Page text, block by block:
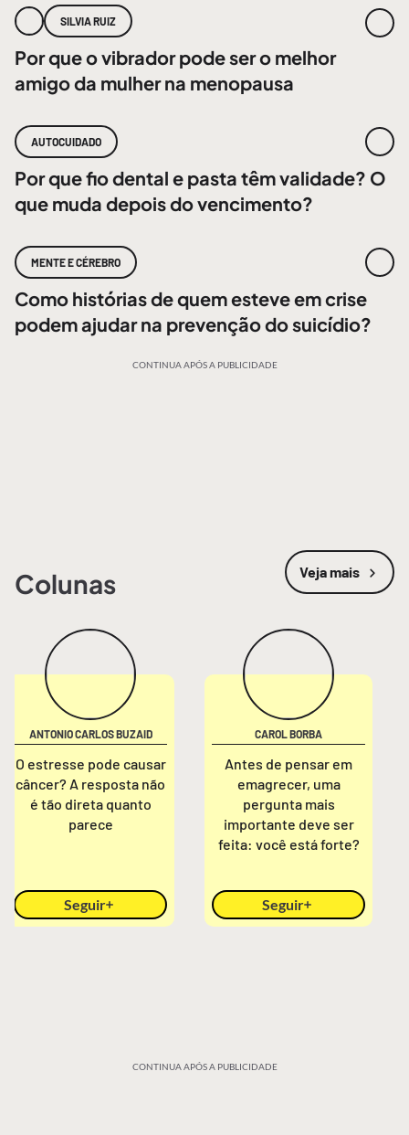
SILVIA RUIZ
Por que o vibrador pode ser o melhor
amigo da mulher na menopausa
AUTOCUIDADO
Por que fio dental e pasta têm validade? O
que muda depois do vencimento?
MENTE E CÉREBRO
Como histórias de quem esteve em crise
podem ajudar na prevenção do suicídio?
CONTINUA APÓS A PUBLICIDADE
Colunas Veja mais
ANTONIO CARLOS BUZAID
O estresse pode causar
câncer? A resposta não
é tão direta quanto
parece
Seguir
CAROL BORBA
Antes de pensar em
emagrecer, uma
pergunta mais
importante deve ser
feita: você está forte?
Seguir
CONTINUA APÓS A PUBLICIDADE